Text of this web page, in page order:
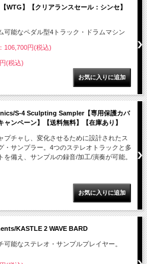
WTG】【クリアランスセール：シンセ】
可能なペダル型4トラック・ドラムマシン
106,700円(税込)
(税込)
S-4 Sculpting Sampler【専用保護カバ
ャンペーン】【送料無料】【在庫あり】
プチャし、変化させるために設計されたス
・サンプラー。4つのステレオトラックと多
を備え、サンプルの録音/加工/演奏が可能。
KASTLE 2 WAVE BARD
可能なステレオ・サンプルプレイヤー。